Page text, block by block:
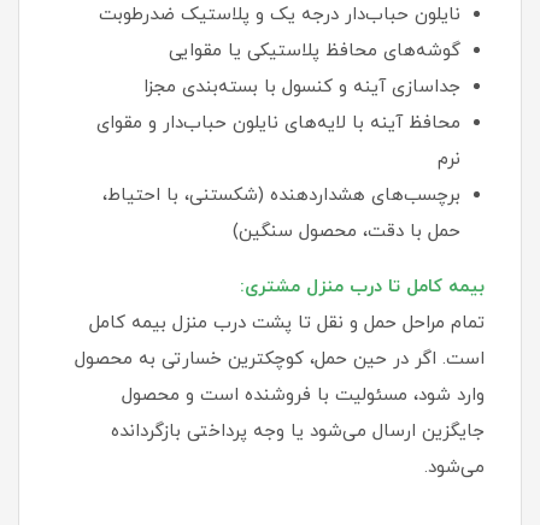
نایلون حباب‌دار درجه یک و پلاستیک ضدرطوبت
گوشه‌های محافظ پلاستیکی یا مقوایی
جداسازی آینه و کنسول با بسته‌بندی مجزا
محافظ آینه با لایه‌های نایلون حباب‌دار و مقوای
نرم
برچسب‌های هشداردهنده (شکستنی، با احتیاط،
حمل با دقت، محصول سنگین)
بیمه کامل تا درب منزل مشتری:
تمام مراحل حمل و نقل تا پشت درب منزل بیمه کامل
است. اگر در حین حمل، کوچکترین خسارتی به محصول
وارد شود، مسئولیت با فروشنده است و محصول
جایگزین ارسال می‌شود یا وجه پرداختی بازگردانده
می‌شود.